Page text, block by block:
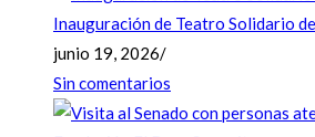
Inauguración de Teatro Solidario
junio 19, 2026/
Sin comentarios